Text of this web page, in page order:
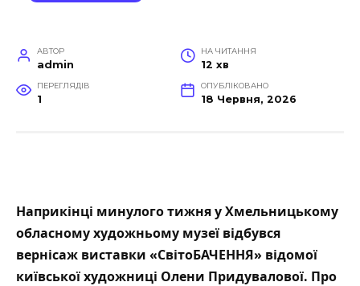
АВТОР
admin
НА ЧИТАННЯ
12 хв
ПЕРЕГЛЯДІВ
1
ОПУБЛІКОВАНО
18 Червня, 2026
Наприкінці минулого тижня у Хмельницькому
обласному художньому музеї відбувся
вернісаж виставки «СвітоБАЧЕННЯ» відомої
київської художниці Олени Придувалової. Про